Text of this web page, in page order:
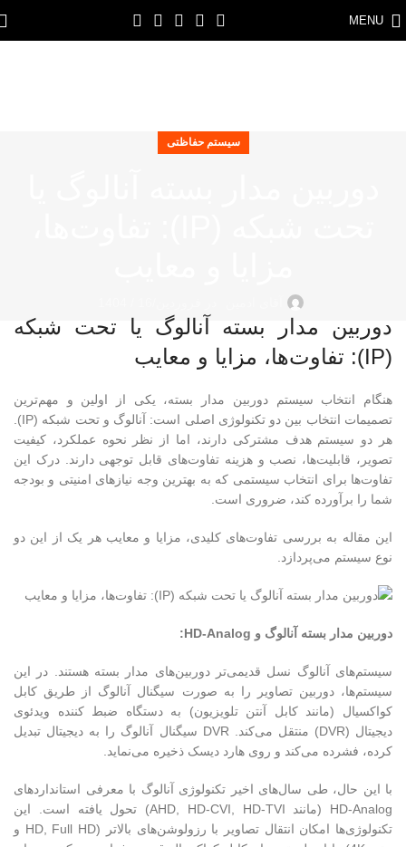
MENU
سیستم حفاظتی
دوربین مدار بسته آنالوگ یا تحت شبکه
(IP): تفاوت‌ها، مزایا و معایب
هنگام انتخاب سیستم دوربین مدار بسته، یکی از اولین و مهم‌ترین
تصمیمات انتخاب بین دو تکنولوژی اصلی است: آنالوگ و تحت شبکه (IP).
هر دو سیستم هدف مشترکی دارند، اما از نظر نحوه عملکرد، کیفیت
تصویر، قابلیت‌ها، نصب و هزینه تفاوت‌های قابل توجهی دارند. درک این
تفاوت‌ها برای انتخاب سیستمی که به بهترین وجه نیازهای امنیتی و بودجه
شما را برآورده کند، ضروری است.
این مقاله به بررسی تفاوت‌های کلیدی، مزایا و معایب هر یک از این دو
نوع سیستم می‌پردازد.
دوربین مدار بسته آنالوگ و HD-Analog:
سیستم‌های آنالوگ نسل قدیمی‌تر دوربین‌های مدار بسته هستند. در این
سیستم‌ها، دوربین تصاویر را به صورت سیگنال آنالوگ از طریق کابل
کواکسیال (مانند کابل آنتن تلویزیون) به دستگاه ضبط کننده ویدئوی
دیجیتال (DVR) منتقل می‌کند. DVR سیگنال آنالوگ را به دیجیتال تبدیل
کرده، فشرده می‌کند و روی هارد دیسک ذخیره می‌نماید.
با این حال، طی سال‌های اخیر تکنولوژی آنالوگ با معرفی استانداردهای
HD-Analog (مانند AHD, HD-CVI, HD-TVI) تحول یافته است. این
تکنولوژی‌ها امکان انتقال تصاویر با رزولوشن‌های بالاتر (HD, Full HD و